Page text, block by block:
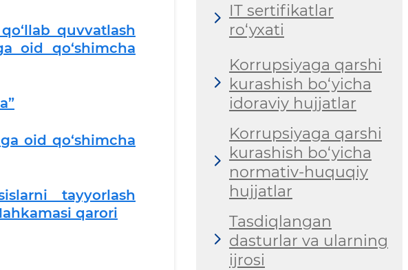
quvvatlash
oid qo‘shimcha
oid qo‘shimcha
tayyorlash
qarori
IT sertifikatlar
ro‘yxati
Korrupsiyaga qarshi
kurashish bo‘yicha
idoraviy hujjatlar
Korrupsiyaga qarshi
kurashish bo‘yicha
normativ-huquqiy
hujjatlar
Tasdiqlangan
dasturlar va ularning
ijrosi